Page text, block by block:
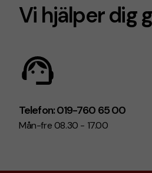
Vi hjälper dig
Telefon: 019-760 65 00
Mån-fre 08.30 - 17.00